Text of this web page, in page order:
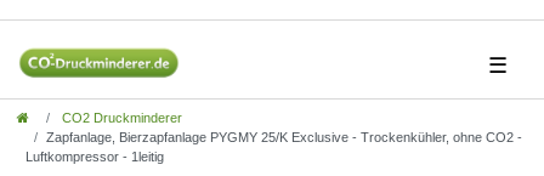
☰
CO2 Druckminderer
Zapfanlage, Bierzapfanlage PYGMY 25/K Exclusive - Trockenkühler, ohne CO2 -
Luftkompressor - 1leitig